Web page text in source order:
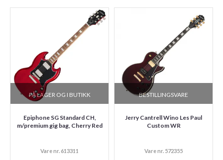
PÅ LAGER OG I BUTIKK
Epiphone SG Standard CH,
m/premium gig bag, Cherry Red
Vare nr. 613311
BESTILLINGSVARE
Jerry Cantrell Wino Les Paul
Custom WR
Vare nr. 572355